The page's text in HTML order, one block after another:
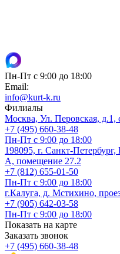
Пн-Пт с 9:00 до 18:00
Email:
info@kurt-k.ru
Филиалы
Москва, Ул. Перовская, д.1,
+7 (495) 660-38-48
Пн-Пт с 9:00 до 18:00
198095, г. Санкт-
А, помещение 27.2
+7 (812) 655-01-50
Пн-Пт с 9:00 до 18:00
г.Калуга, д. Мстихино,
+7 (905) 642-03-58
Пн-Пт с 9:00 до 18:00
Показать на карте
Заказать звонок
+7 (495) 660-38-48